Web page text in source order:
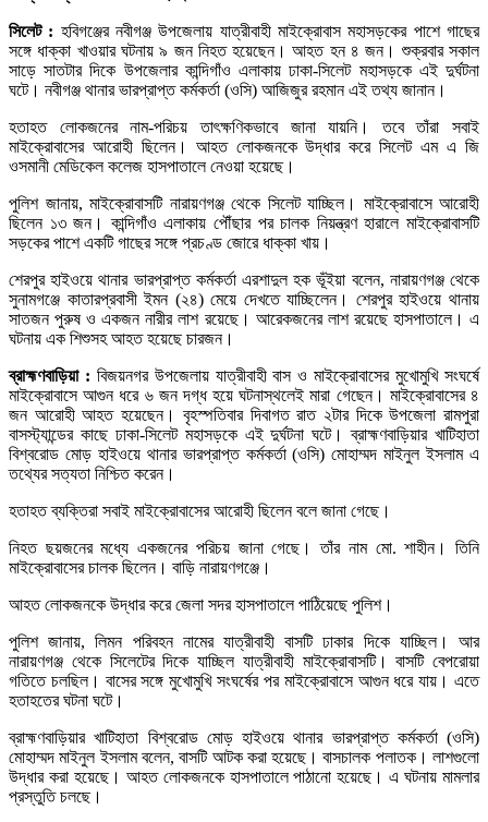
সিলেট : হবিগঞ্জের নবীগঞ্জ উপজেলায় যাত্রীবাহী মাইক্রোবাস মহাসড়কের পাশে গাছের
সঙ্গে ধাক্কা খাওয়ার ঘটনায় ৯ জন নিহত হয়েছেন। আহত হন ৪ জন। শুক্রবার সকাল
সাড়ে সাতটার দিকে উপজেলার কান্দিগাঁও এলাকায় ঢাকা-সিলেট মহাসড়কে এই দুর্ঘটনা
ঘটে। নবীগঞ্জ থানার ভারপ্রাপ্ত কর্মকর্তা (ওসি) আজিজুর রহমান এই তথ্য জানান।
হতাহত লোকজনের নাম-পরিচয় তাৎক্ষণিকভাবে জানা যায়নি। তবে তাঁরা সবাই
মাইক্রোবাসের আরোহী ছিলেন। আহত লোকজনকে উদ্ধার করে সিলেট এম এ জি
ওসমানী মেডিকেল কলেজ হাসপাতালে নেওয়া হয়েছে।
পুলিশ জানায়, মাইক্রোবাসটি নারায়ণগঞ্জ থেকে সিলেট যাচ্ছিল। মাইক্রোবাসে আরোহী
ছিলেন ১৩ জন। কান্দিগাঁও এলাকায় পৌঁছার পর চালক নিয়ন্ত্রণ হারালে মাইক্রোবাসটি
সড়কের পাশে একটি গাছের সঙ্গে প্রচণ্ড জোরে ধাক্কা খায়।
শেরপুর হাইওয়ে থানার ভারপ্রাপ্ত কর্মকর্তা এরশাদুল হক ভূঁইয়া বলেন, নারায়ণগঞ্জ থেকে
সুনামগঞ্জে কাতারপ্রবাসী ইমন (২৪) মেয়ে দেখতে যাচ্ছিলেন। শেরপুর হাইওয়ে থানায়
সাতজন পুরুষ ও একজন নারীর লাশ রয়েছে। আরেকজনের লাশ রয়েছে হাসপাতালে। এ
ঘটনায় এক শিশুসহ আহত হয়েছে চারজন।
ব্রাহ্মণবাড়িয়া : বিজয়নগর উপজেলায় যাত্রীবাহী বাস ও মাইক্রোবাসের মুখোমুখি সংঘর্ষে
মাইক্রোবাসে আগুন ধরে ৬ জন দগ্ধ হয়ে ঘটনাস্থলেই মারা গেছেন। মাইক্রোবাসের ৪
জন আরোহী আহত হয়েছেন। বৃহস্পতিবার দিবাগত রাত ২টার দিকে উপজেলা রামপুরা
বাসস্ট্যান্ডের কাছে ঢাকা-সিলেট মহাসড়কে এই দুর্ঘটনা ঘটে। ব্রাহ্মণবাড়িয়ার খাটিহাতা
বিশ্বরোড মোড় হাইওয়ে থানার ভারপ্রাপ্ত কর্মকর্তা (ওসি) মোহাম্মদ মাইনুল ইসলাম এ
তথ্যের সত্যতা নিশ্চিত করেন।
হতাহত ব্যক্তিরা সবাই মাইক্রোবাসের আরোহী ছিলেন বলে জানা গেছে।
নিহত ছয়জনের মধ্যে একজনের পরিচয় জানা গেছে। তাঁর নাম মো. শাহীন। তিনি
মাইক্রোবাসের চালক ছিলেন। বাড়ি নারায়ণগঞ্জে।
আহত লোকজনকে উদ্ধার করে জেলা সদর হাসপাতালে পাঠিয়েছে পুলিশ।
পুলিশ জানায়, লিমন পরিবহন নামের যাত্রীবাহী বাসটি ঢাকার দিকে যাচ্ছিল। আর
নারায়ণগঞ্জ থেকে সিলেটের দিকে যাচ্ছিল যাত্রীবাহী মাইক্রোবাসটি। বাসটি বেপরোয়া
গতিতে চলছিল। বাসের সঙ্গে মুখোমুখি সংঘর্ষের পর মাইক্রোবাসে আগুন ধরে যায়। এতে
হতাহতের ঘটনা ঘটে।
ব্রাহ্মণবাড়িয়ার খাটিহাতা বিশ্বরোড মোড় হাইওয়ে থানার ভারপ্রাপ্ত কর্মকর্তা (ওসি)
মোহাম্মদ মাইনুল ইসলাম বলেন, বাসটি আটক করা হয়েছে। বাসচালক পলাতক। লাশগুলো
উদ্ধার করা হয়েছে। আহত লোকজনকে হাসপাতালে পাঠানো হয়েছে। এ ঘটনায় মামলার
প্রস্তুতি চলছে।